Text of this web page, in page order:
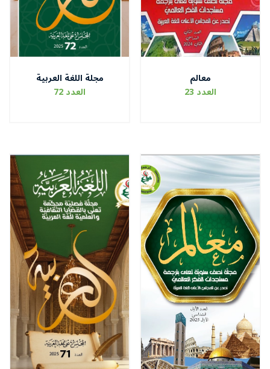
معالم
العدد 23
مجلة اللغة العربية
العدد 72